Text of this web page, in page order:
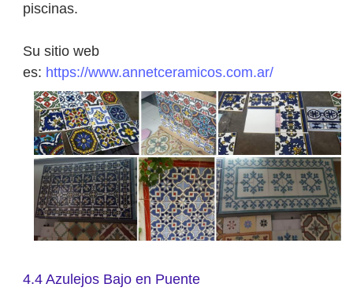
piscinas.
Su sitio web
es: https://www.annetceramicos.com.ar/
4.4 Azulejos Bajo en Puente